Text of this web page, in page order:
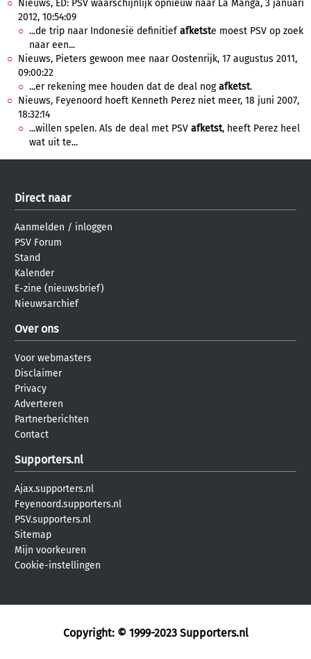
Nieuws, ED: PSV waarschijnlijk opnieuw naar La Manga, 3 januari
2012, 10:54:09
...de trip naar Indonesië definitiefafketste moest PSV op zoek
naar een...
Nieuws, Pieters gewoon mee naar Oostenrijk, 17 augustus 2011,
09:00:22
...er rekening mee houden dat de deal nogafketst.
Nieuws, Feyenoord hoeft Kenneth Perez niet meer, 18 juni 2007,
18:32:14
...willen spelen. Als de deal met PSV afketst, heeft Perez heel
wat uit te...
Direct naar
Aanmelden / inloggen
PSV Forum
Stand
Kalender
E-zine (nieuwsbrief)
Nieuwsarchief
Over ons
Voor webmasters
Disclaimer
Privacy
Adverteren
Partnerberichten
Contact
Supporters.nl
Ajax.supporters.nl
Feyenoord.supporters.nl
PSV.supporters.nl
Sitemap
Mijn voorkeuren
Cookie-instellingen
Copyright: © 1999-2023 Supporters.nl